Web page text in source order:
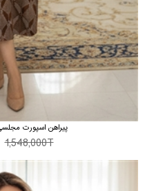
پیراهن اسپورت
1,548,000T